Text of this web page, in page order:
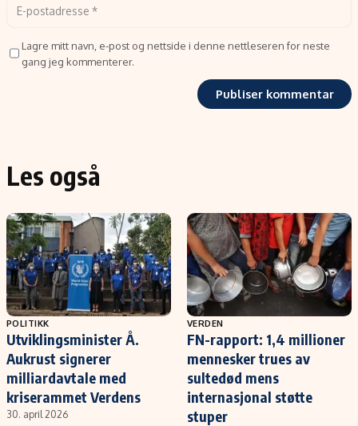
Lagre mitt navn, e-post og nettside i denne nettleseren for neste
gang jeg kommenterer.
Les også
POLITIKK
Utviklingsminister Å.
Aukrust signerer
milliardavtale med
kriserammet Verdens
30. april 2026
VERDEN
FN-rapport: 1,4 millioner
mennesker trues av
sultedød mens
internasjonal støtte
stuper